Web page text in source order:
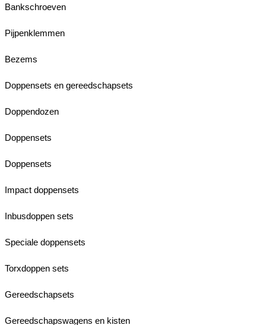
Bankschroeven
Pijpenklemmen
Bezems
Doppensets en gereedschapsets
Doppendozen
Doppensets
Doppensets
Impact doppensets
Inbusdoppen sets
Speciale doppensets
Torxdoppen sets
Gereedschapsets
Gereedschapswagens en kisten